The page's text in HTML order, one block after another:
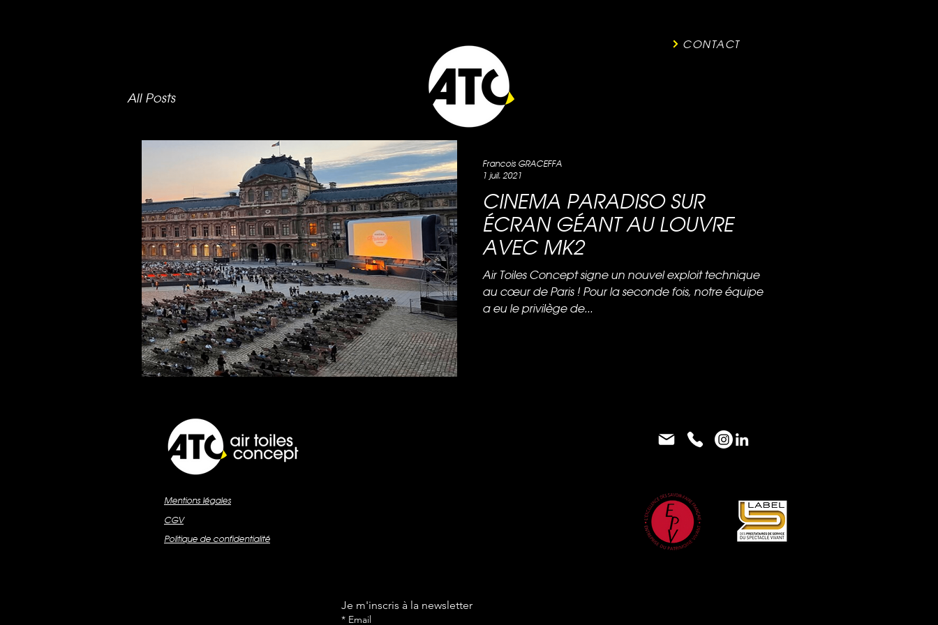
CONTACT
All Posts
CINEMA PARADISO SUR
ÉCRAN GÉANT AU LOUVRE
AVEC MK2
Air Toiles Concept signe un nouvel exploit technique
au cœur de Paris ! Pour la seconde fois, notre équipe
a eu le privilège de...
Francois GRACEFFA
1 juil. 2021
Mentions légales
CGV
Politique de confidentialité
Je m'inscris à la newsletter
* Email